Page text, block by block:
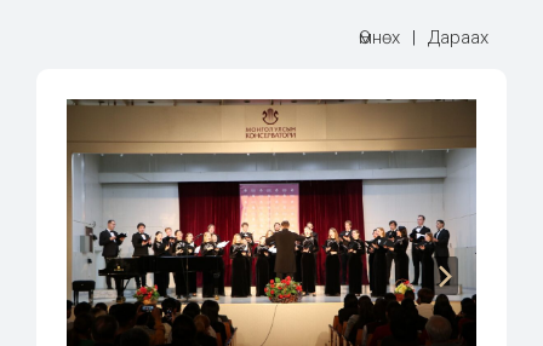
Өмнөх | Дараах